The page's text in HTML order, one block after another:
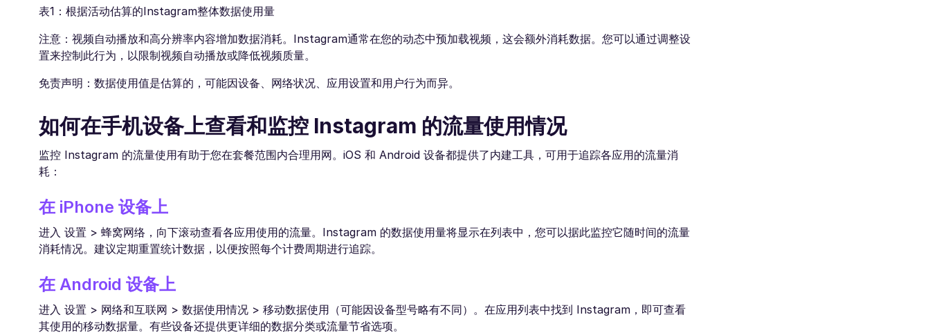
表1：根据活动估算的Instagram整体数据使用量
注意：视频自动播放和高分辨率内容增加数据消耗。Instagram通常在您的动态中预加载视频，这会额外消耗数据。您可以通过调整设
置来控制此行为，以限制视频自动播放或降低视频质量。
免责声明：数据使用值是估算的，可能因设备、网络状况、应用设置和用户行为而异。
如何在手机设备上查看和监控 Instagram 的流量使用情况
监控 Instagram 的流量使用有助于您在套餐范围内合理用网。iOS 和 Android 设备都提供了内建工具，可用于追踪各应用的流量消
耗：
在 iPhone 设备上
进入 设置 > 蜂窝网络，向下滚动查看各应用使用的流量。Instagram 的数据使用量将显示在列表中，您可以据此监控它随时间的流量
消耗情况。建议定期重置统计数据，以便按照每个计费周期进行追踪。
在 Android 设备上
进入 设置 > 网络和互联网 > 数据使用情况 > 移动数据使用（可能因设备型号略有不同）。在应用列表中找到 Instagram，即可查看
其使用的移动数据量。有些设备还提供更详细的数据分类或流量节省选项。